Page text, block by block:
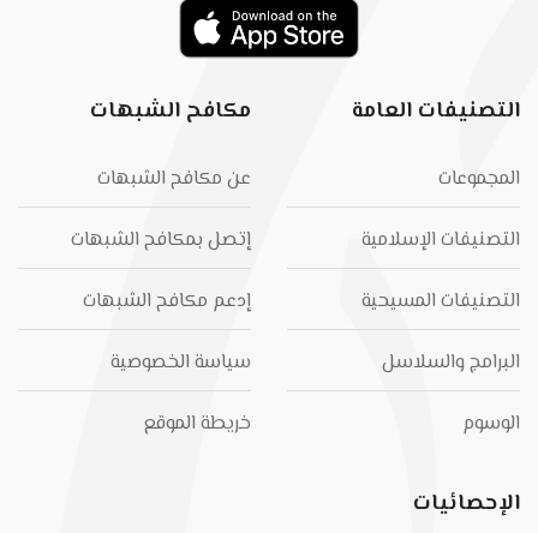
التصنيفات العامة
المجموعات
التصنيفات الإسلامية
التصنيفات المسيحية
البرامج والسلاسل
الوسوم
مكافح الشبهات
عن مكافح الشبهات
إتصل بمكافح الشبهات
إدعم مكافح الشبهات
سياسة الخصوصية
خريطة الموقع
الإحصائيات